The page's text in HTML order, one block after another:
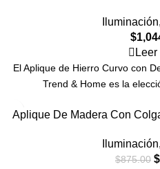
Iluminación,
$
El Aplique de Hierro Curvo con
Trend & Home es la
Aplique De Madera Con
Iluminación,
$875.00 $